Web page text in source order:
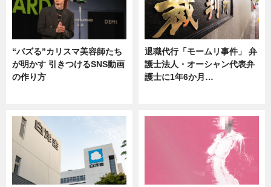
“バズる”カリスマ美容師たち
が明かす 引きつけるSNS動画
の作り方
退職代行「モームリ事件」 弁
護士法人・オーシャン代表弁
護士に1年6か月…